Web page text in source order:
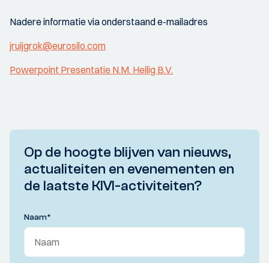
Nadere informatie via onderstaand e-mailadres
jruijgrok@eurosilo.com
Powerpoint Presentatie N.M. Heilig B.V.
Op de hoogte blijven van nieuws,
actualiteiten en evenementen en
de laatste KIVI-activiteiten?
Naam*